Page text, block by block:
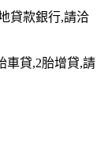
貸款銀行,請洽
車貸,2胎增貸,請